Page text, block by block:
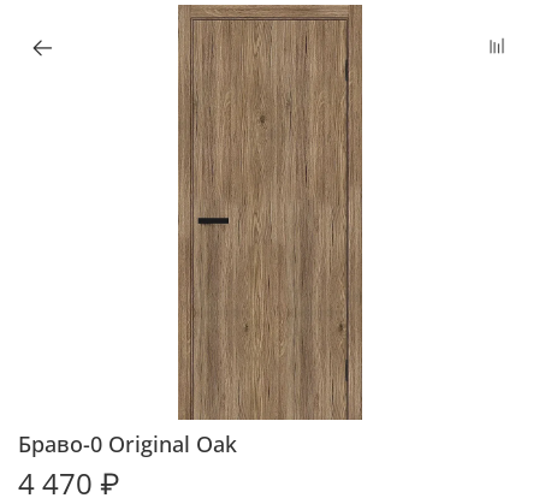
Браво-0 Original Oak
4 470 ₽